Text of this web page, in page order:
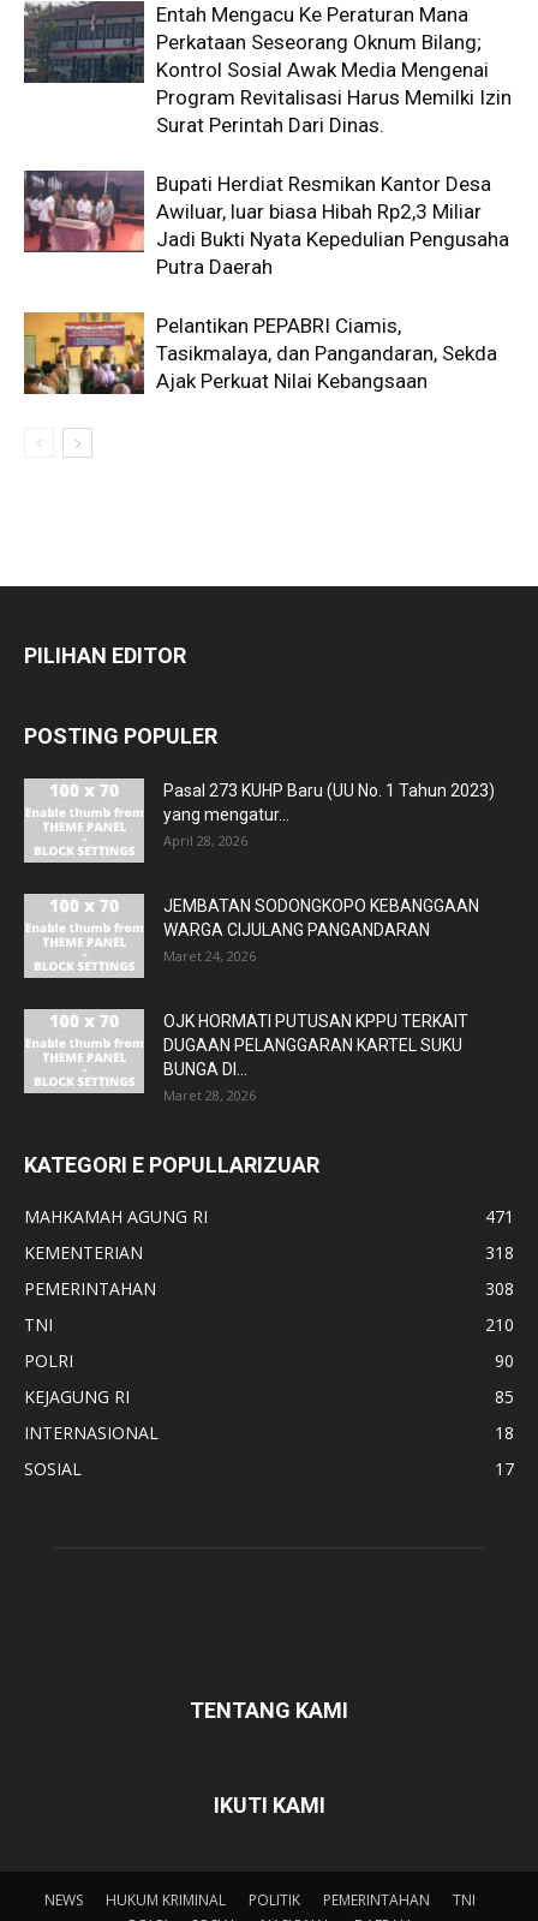
Entah Mengacu Ke Peraturan Mana
Perkataan Seseorang Oknum Bilang;
Kontrol Sosial Awak Media Mengenai
Program Revitalisasi Harus Memilki Izin
Surat Perintah Dari Dinas.
Bupati Herdiat Resmikan Kantor Desa
Awiluar, luar biasa Hibah Rp2,3 Miliar
Jadi Bukti Nyata Kepedulian Pengusaha
Putra Daerah
Pelantikan PEPABRI Ciamis,
Tasikmalaya, dan Pangandaran, Sekda
Ajak Perkuat Nilai Kebangsaan
PILIHAN EDITOR
POSTING POPULER
Pasal 273 KUHP Baru (UU No. 1 Tahun 2023)
yang mengatur...
April 28, 2026
JEMBATAN SODONGKOPO KEBANGGAAN
WARGA CIJULANG PANGANDARAN
Maret 24, 2026
OJK HORMATI PUTUSAN KPPU TERKAIT
DUGAAN PELANGGARAN KARTEL SUKU
BUNGA DI...
Maret 28, 2026
KATEGORI E POPULLARIZUAR
MAHKAMAH AGUNG RI
471
KEMENTERIAN
318
PEMERINTAHAN
308
TNI
210
POLRI
90
KEJAGUNG RI
85
INTERNASIONAL
18
SOSIAL
17
TENTANG KAMI
IKUTI KAMI
NEWS HUKUM KRIMINAL POLITIK PEMERINTAHAN
TNI